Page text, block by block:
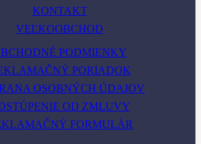
KONTAKT
VEĽKOOBCHOD
PODMIENKY
PORIADOK
OSOBNÝCH ÚDAJOV
OD ZMLUVY
FORMULÁR